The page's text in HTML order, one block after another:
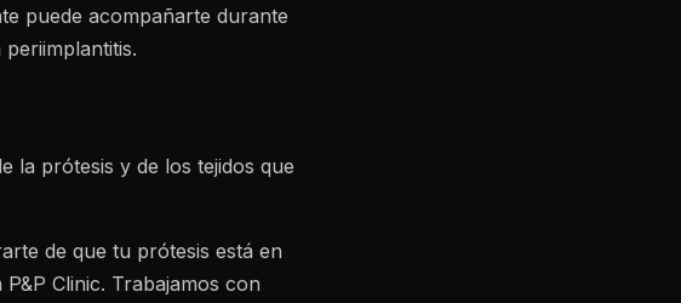
puede acompañarte durante
la prótesis y de los tejidos que
de que tu prótesis está en
P&P Clinic. Trabajamos con